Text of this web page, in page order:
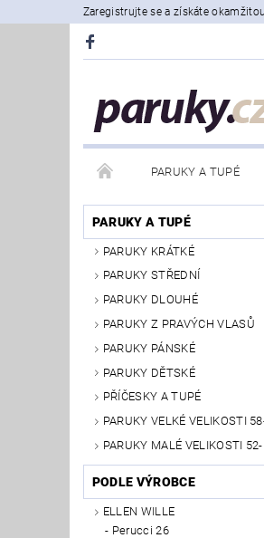
Zaregistrujte se a získáte
PARUKY A TUPÉ
PARUKY A TUPÉ
PARUKY KRÁTKÉ
PARUKY STŘEDNÍ
PARUKY DLOUHÉ
PARUKY Z PRAVÝCH VLASŮ
PARUKY PÁNSKÉ
PARUKY DĚTSKÉ
PŘÍČESKY A TUPÉ
PARUKY VELKÉ VELIKOSTI
PARUKY MALÉ VELIKOSTI
PODLE VÝROBCE
ELLEN WILLE
Perucci 26